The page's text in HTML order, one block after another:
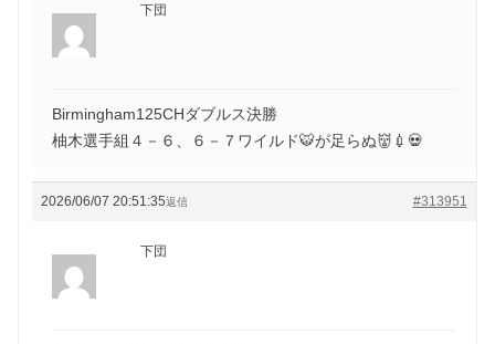
下団
Birmingham125CHダブルス決勝
柚木選手組４－６、６－７ワイルド🐯が足らぬ👹💉💀
2026/06/07 20:51:35 #313951
返信
下団